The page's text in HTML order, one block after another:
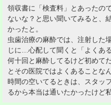
領収書に「検査料」とあったの
ないな？と思い聞いてみると、
かったと。
虫歯治療の麻酔では、注射した
じに…心配して聞くと「よくあ
何十回と麻酔してるけど初めて
とその医院ではよくあることな
時間の空いてるときは、スタッ
るから本当は通いたかったけど